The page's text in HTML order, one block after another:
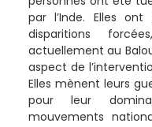
par l’Inde. Elles
disparitions
actuellement au
aspect de
Elles mènent leurs
pour leur
mouvements